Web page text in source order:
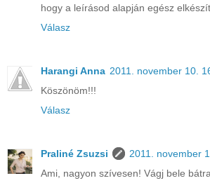
hogy a leírásod alapján egész
Válasz
Harangi Anna 2011. november 10.
Köszönöm!!!
Válasz
Praliné Zsuzsi
2011. november
Ami, nagyon szívesen! Vágj bele